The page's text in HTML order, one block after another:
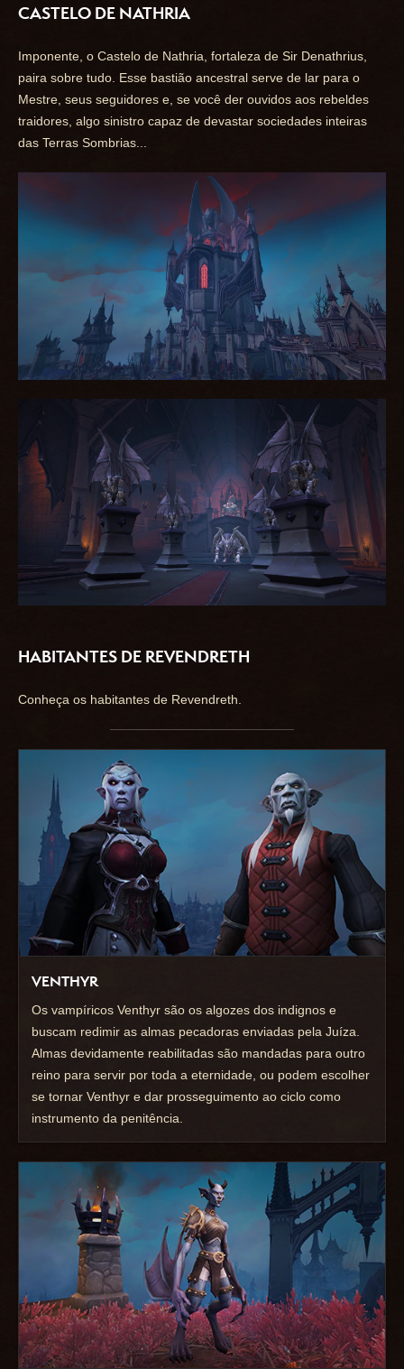
CASTELO DE NATHRIA
Imponente, o Castelo de Nathria, fortaleza de Sir Denathrius,
paira sobre tudo. Esse bastião ancestral serve de lar para o
Mestre, seus seguidores e, se você der ouvidos aos rebeldes
traidores, algo sinistro capaz de devastar sociedades inteiras
das Terras Sombrias...
HABITANTES DE REVENDRETH
Conheça os habitantes de Revendreth.
VENTHYR
Os vampíricos Venthyr são os algozes dos indignos e
buscam redimir as almas pecadoras enviadas pela Juíza.
Almas devidamente reabilitadas são mandadas para outro
reino para servir por toda a eternidade, ou podem escolher
se tornar Venthyr e dar prosseguimento ao ciclo como
instrumento da penitência.